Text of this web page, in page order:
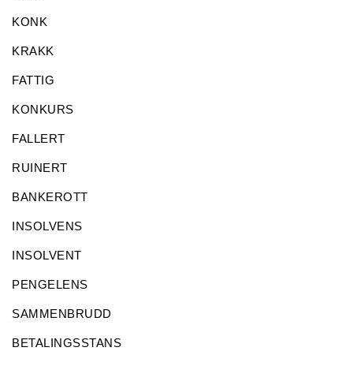
KONK
KRAKK
FATTIG
KONKURS
FALLERT
RUINERT
BANKEROTT
INSOLVENS
INSOLVENT
PENGELENS
SAMMENBRUDD
BETALINGSSTANS